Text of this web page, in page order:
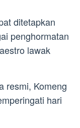
ditetapkan
penghormatan
lawak
resmi, Komeng
hari